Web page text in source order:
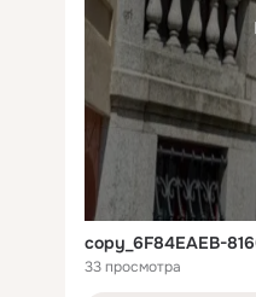
copy_6F84EAEB-
33 просмотра